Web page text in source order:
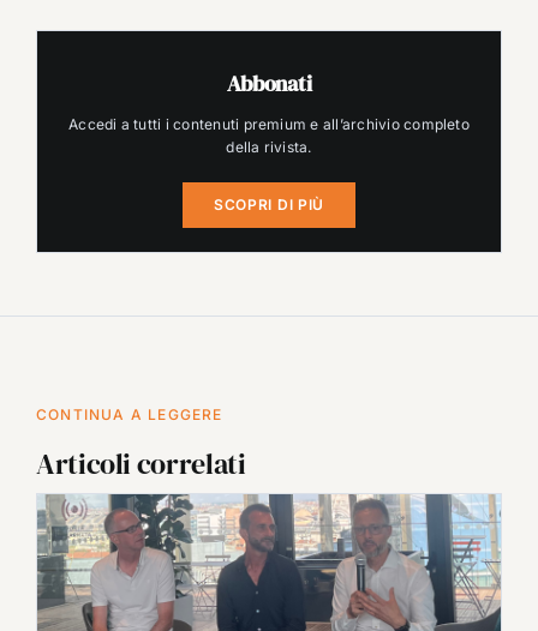
Abbonati
Accedi a tutti i contenuti premium e all’archivio completo
della rivista.
SCOPRI DI PIÙ
CONTINUA A LEGGERE
Articoli correlati